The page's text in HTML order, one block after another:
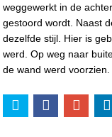
weggewerkt in de
gestoord wordt. Naast
dezelfde stijl. Hier is
werd. Op weg naar
de wand werd